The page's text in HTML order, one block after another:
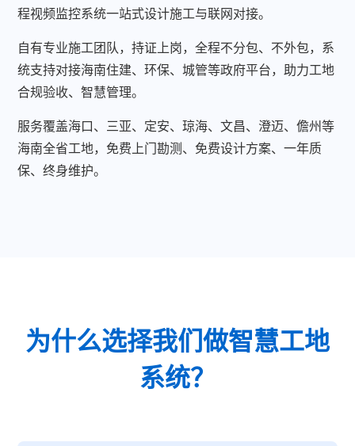
程视频监控系统一站式设计施工与联网对接。
自有专业施工团队，持证上岗，全程不分包、不外包，系
统支持对接海南住建、环保、城管等政府平台，助力工地
合规验收、智慧管理。
服务覆盖海口、三亚、定安、琼海、文昌、澄迈、儋州等
海南全省工地，免费上门勘测、免费设计方案、一年质
保、终身维护。
为什么选择我们做智慧工地
系统？